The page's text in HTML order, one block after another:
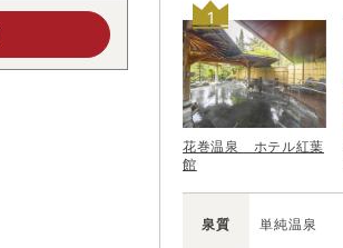
1
花巻温泉 ホテル紅葉
館
泉質 単純温泉